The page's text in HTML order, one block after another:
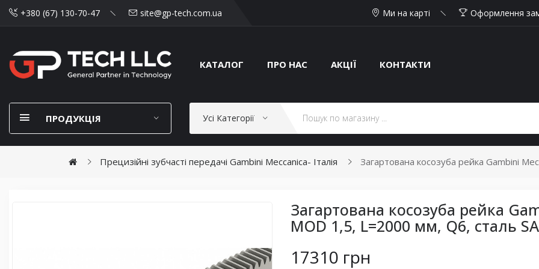
+380 (67) 130-70-47 site@gp-tech.com.ua Ми на карті Оформлення
КАТАЛОГ ПРО НАС АКЦІЇ КОНТАКТИ
ПРОДУКЦІЯ Усі Категорії
Прецизійні зубчасті передачі Gambini Meccanica- Італія Загартована косозуба рейка Gambini
Загартована косозуба рейка
MOD 1,5, L=2000 мм, Q6, сталь
17310 грн